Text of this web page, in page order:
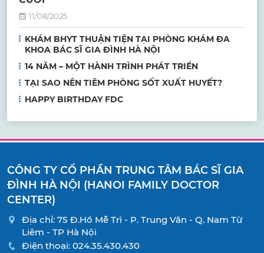
11/08/2025
KHÁM BHYT THUẬN TIỆN TẠI PHÒNG KHÁM ĐA
KHOA BÁC SĨ GIA ĐÌNH HÀ NỘI
14 NĂM – MỘT HÀNH TRÌNH PHÁT TRIỂN
TẠI SAO NÊN TIÊM PHÒNG SỐT XUẤT HUYẾT?
HAPPY BIRTHDAY FDC
CÔNG TY CỔ PHẦN TRUNG TÂM BÁC SĨ GIA
ĐÌNH HÀ NỘI (HANOI FAMILY DOCTOR
CENTER)
Địa chỉ: 75 Đ.Hồ Mễ Trì - P. Trung Văn - Q. Nam Từ
Liêm - TP Hà Nội
Điện thoại: 024.35.430.430